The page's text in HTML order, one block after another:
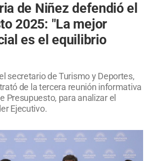
de Niñez defendió el
2025: "La mejor
es el equilibrio
secretario de Turismo y Deportes,
de la tercera reunión informativa
Presupuesto, para analizar el
Ejecutivo.